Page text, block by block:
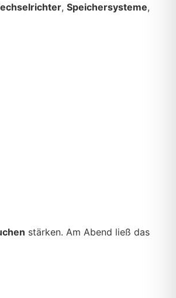
, Speichersysteme,
stärken. Am Abend ließ das